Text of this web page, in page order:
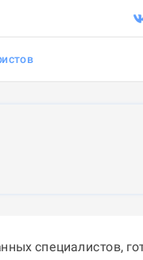
специалистов,